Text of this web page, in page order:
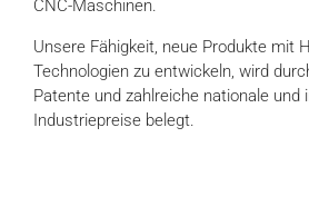
CNC-Maschinen.
Unsere Fähigkeit, neue Produkte mit
Technologien zu entwickeln, wird
Patente und zahlreiche nationale und
Industriepreise belegt.